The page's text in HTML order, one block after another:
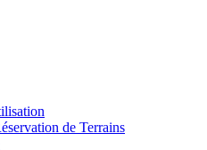
de Terrains